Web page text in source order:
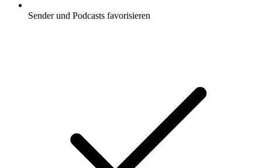
Sender und Podcasts favorisieren